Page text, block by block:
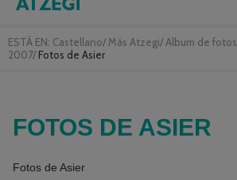
ESTÁ EN: Castellano/ Más Atzegi/ Album de fotos
2007/ Fotos de Asier
FOTOS DE ASIER
Fotos de Asier